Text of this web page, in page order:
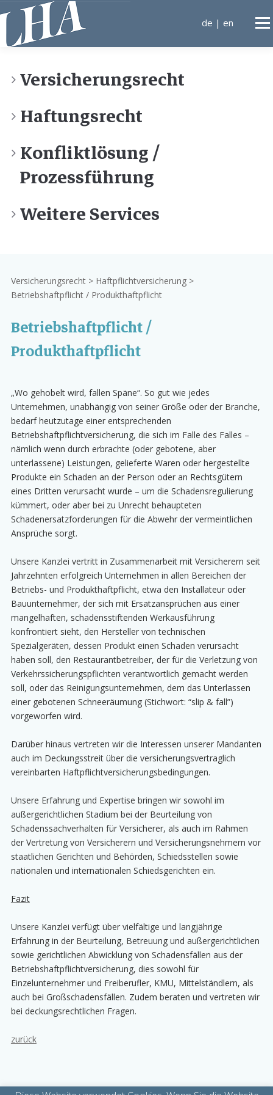
Direkt
zum
Inhalt
de | en
TÄTIGKEITSGEBIETE
ANWÄLTE
Versicherungsrecht
Haftungsrecht
Konfliktlösung /
Prozessführung
Weitere Services
Versicherungsrecht > Haftpflichtversicherung >
Betriebshaftpflicht / Produkthaftpflicht
Betriebshaftpflicht /
Produkthaftpflicht
„Wo gehobelt wird, fallen Späne“. So gut wie jedes
Unternehmen, unabhängig von seiner Größe oder der Branche,
bedarf heutzutage einer entsprechenden
Betriebshaftpflichtversicherung, die sich im Falle des Falles –
nämlich wenn durch erbrachte (oder gebotene, aber
unterlassene) Leistungen, gelieferte Waren oder hergestellte
Produkte ein Schaden an der Person oder an Rechtsgütern
eines Dritten verursacht wurde – um die Schadensregulierung
kümmert, oder aber bei zu Unrecht behaupteten
Schadenersatzforderungen für die Abwehr der vermeintlichen
Ansprüche sorgt.
Unsere Kanzlei vertritt in Zusammenarbeit mit Versicherern seit
Jahrzehnten erfolgreich Unternehmen in allen Bereichen der
Betriebs- und Produkthaftpflicht, etwa den Installateur oder
Bauunternehmer, der sich mit Ersatzansprüchen aus einer
mangelhaften, schadensstiftenden Werkausführung
konfrontiert sieht, den Hersteller von technischen
Spezialgeräten, dessen Produkt einen Schaden verursacht
haben soll, den Restaurantbetreiber, der für die Verletzung von
Verkehrssicherungspflichten verantwortlich gemacht werden
soll, oder das Reinigungsunternehmen, dem das Unterlassen
einer gebotenen Schneeräumung (Stichwort: “slip & fall”)
vorgeworfen wird.
Darüber hinaus vertreten wir die Interessen unserer Mandanten
auch im Deckungsstreit über die versicherungsvertraglich
vereinbarten Haftpflichtversicherungsbedingungen.
Unsere Erfahrung und Expertise bringen wir sowohl im
außergerichtlichen Stadium bei der Beurteilung von
Schadenssachverhalten für Versicherer, als auch im Rahmen
der Vertretung von Versicherern und Versicherungsnehmern vor
staatlichen Gerichten und Behörden, Schiedsstellen sowie
nationalen und internationalen Schiedsgerichten ein.
Fazit
Unsere Kanzlei verfügt über vielfältige und langjährige
Erfahrung in der Beurteilung, Betreuung und außergerichtlichen
sowie gerichtlichen Abwicklung von Schadensfällen aus der
Betriebshaftpflichtversicherung, dies sowohl für
Einzelunternehmer und Freiberufler, KMU, Mittelständlern, als
auch bei Großschadensfällen. Zudem beraten und vertreten wir
bei deckungsrechtlichen Fragen.
zurück